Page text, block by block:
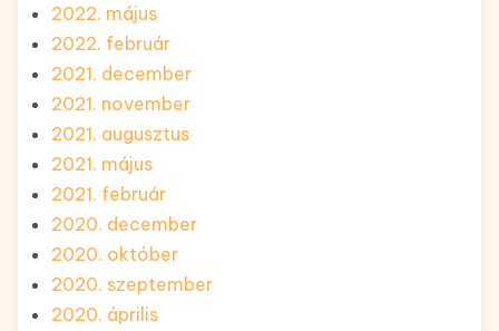
2022. május
2022. február
2021. december
2021. november
2021. augusztus
2021. május
2021. február
2020. december
2020. október
2020. szeptember
2020. április